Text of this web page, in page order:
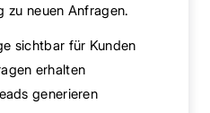
zu neuen Anfragen.
sichtbar für Kunden
erhalten
generieren